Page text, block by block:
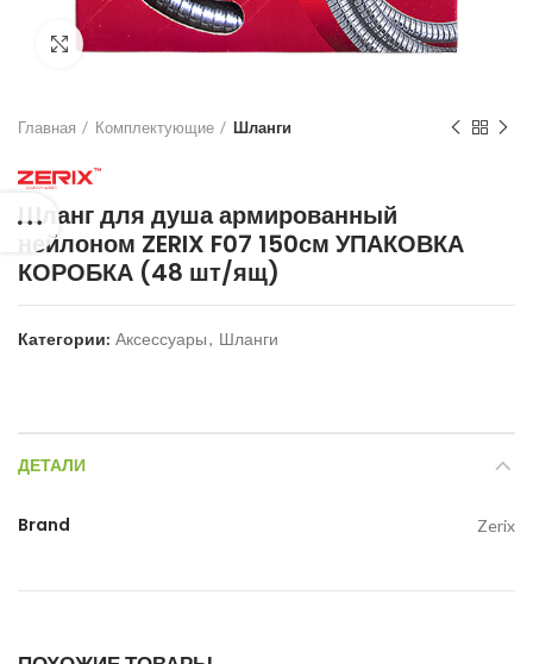
Нажмите для увеличения
Главная Комплектующие Шланги
Шланг для душа армированный
нейлоном ZERIX F07 150см УПАКОВКА
КОРОБКА (48 шт/ящ)
Категории: Аксессуары, Шланги
ДЕТАЛИ
Brand Zerix